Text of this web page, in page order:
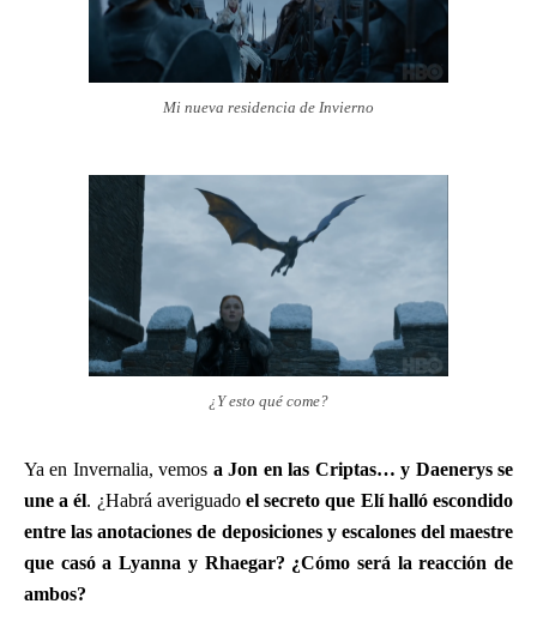
Mi nueva residencia de Invierno
¿Y esto qué come?
Ya en Invernalia, vemos a Jon en las Criptas… y Daenerys se
une a él. ¿Habrá averiguadoel secreto que Elí halló escondido
entre las anotaciones de deposiciones y escalones del maestre
que casó a Lyanna y Rhaegar? ¿Cómo será la reacción de
ambos?